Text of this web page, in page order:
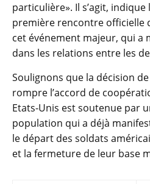
particulière». Il s’agit,
première rencontre officielle
cet événement majeur, qui
dans les relations entre les
Soulignons que la décision
rompre l’accord de
Etats-Unis est soutenue par
population qui a déjà
le départ des soldats
et la fermeture de leur base